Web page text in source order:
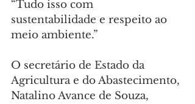
“Tudo isso com
sustentabilidade e respeito ao
meio ambiente.”
O secretário de Estado da
Agricultura e do Abastecimento,
Natalino Avance de Souza,